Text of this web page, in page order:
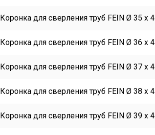
Коронка для сверления труб FEIN Ø 35 x 4
Коронка для сверления труб FEIN Ø 36 x 4
Коронка для сверления труб FEIN Ø 37 x 4
Коронка для сверления труб FEIN Ø 38 x 4
Коронка для сверления труб FEIN Ø 39 x 4